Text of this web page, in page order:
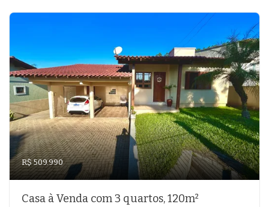
R$ 509.990
Casa à Venda com 3 quartos, 120m²